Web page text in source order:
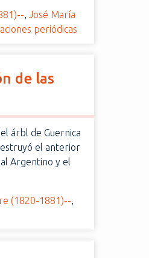
,José María
periódicas
de las
árbl de Guernica
el anterior
Argentino y el
(1820-1881)--,